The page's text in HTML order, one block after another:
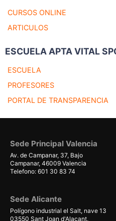
CURSOS ONLINE
ARTICULOS
ESCUELA APTA VITAL
ESCUELA
PROFESORES
PORTAL DE TRANSPARENCIA
Sede Principal Valencia
Av. de Campanar, 37, Bajo
Campanar, 46009 Valencia
Telefono: 601 30 83 74
Sede Alicante
Polígono industrial el Salt, nave 13
03550 Sant Joan d'Alacant,